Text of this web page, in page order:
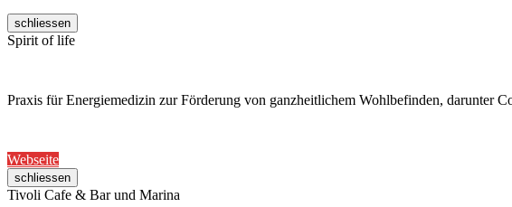
schliessen
Spirit of life
Praxis für Energiemedizin zur Förderung von ganzheitlichem Wohlbefinden, darunter
Webseite
schliessen
Tivoli Cafe & Bar und Marina